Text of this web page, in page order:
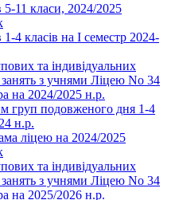
5-11 класи, 2024/2025
1-4 класів на І семестр 2024-
та індивідуальних
з учнями Ліцею No 34
на 2024/2025 н.р.
груп подовженого дня 1-4
н.р.
ліцею на 2024/2025
та індивідуальних
з учнями Ліцею No 34
на 2025/2026 н.р.